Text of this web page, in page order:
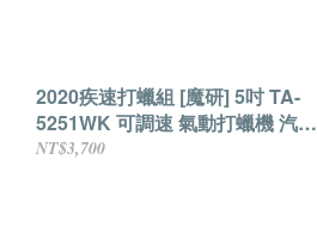
2020疾速打蠟組 [魔研] 5吋 TA-
5251WK 可調速 氣動打蠟機 汽車
美容 平穩 輕盈 易握 無吸塵 研磨
NT$3,700